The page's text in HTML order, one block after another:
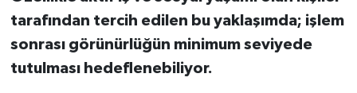
tarafından tercih edilen bu yaklaşımda; işlem
sonrası görünürlüğün minimum seviyede
tutulması hedeflenebiliyor.